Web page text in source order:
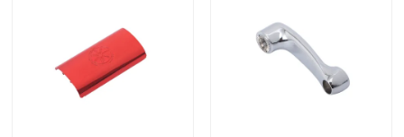
En casa.